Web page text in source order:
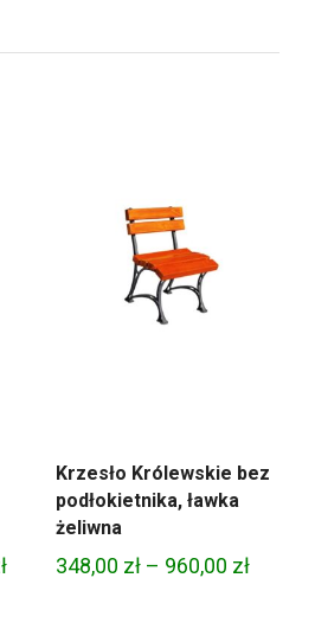
Zakres
Krzesło Królewskie bez
podłokietnika, ławka
żeliwna
348,00 zł – 960,00 złZakres